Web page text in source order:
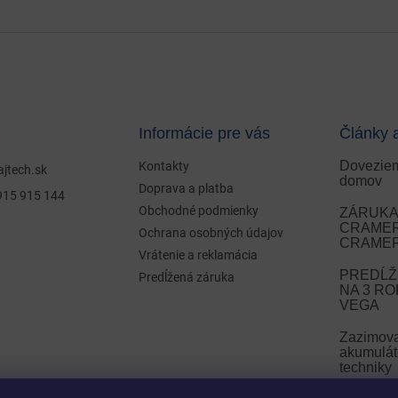
915 144
Informácie pre vás
Kontakty
Doprava a platba
Obchodné podmienky
Ochrana osobných údajov
Vrátenie a reklamácia
Predĺžená záruka
Články
domov
NA 3
VEGA
techniky